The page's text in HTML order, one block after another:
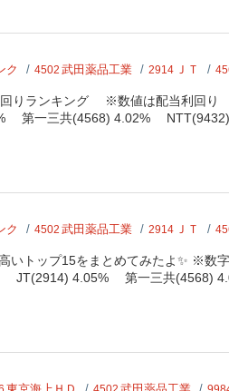
ク 4502 武田薬品工業 2914 ＪＴ
回りランキング ※数値は配当利
第一三共(4568) 4.02%
ク 4502 武田薬品工業 2914 ＪＴ
いトップ15をまとめてみたよ✨ ※
JT(2914) 4.05% 第一三共(4568)